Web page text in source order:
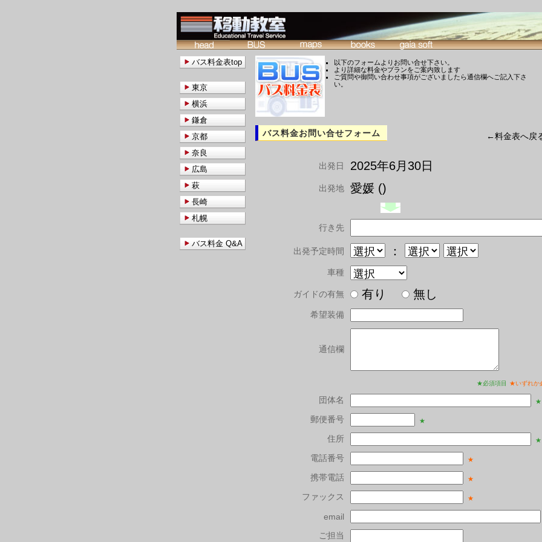
以下のフォームよりお問い合せ下さい。
より詳細な料金やプランをご案内致します
ご質問や御問い合わせ事項がございましたら通信欄へご記入下さ
い。
バス料金お問い合せフォーム ←料金表へ戻
出発日 2025年6月30日
出発地 愛媛 ()
行き先
出発予定時間 ：
車種
ガイドの有無 有り 無し
希望装備
通信欄
★必須項目 ★いずれか
団体名 ★
郵便番号 ★
住所 ★
電話番号 ★
携帯電話 ★
ファックス ★
email
ご担当
バス料金表top
東京
横浜
鎌倉
京都
奈良
広島
萩
長崎
札幌
バス料金 Q&A